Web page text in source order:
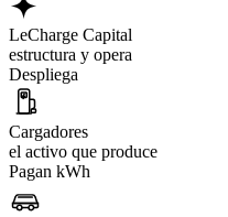
LeCharge Capital
estructura y opera
Despliega
Cargadores
el activo que produce
Pagan kWh